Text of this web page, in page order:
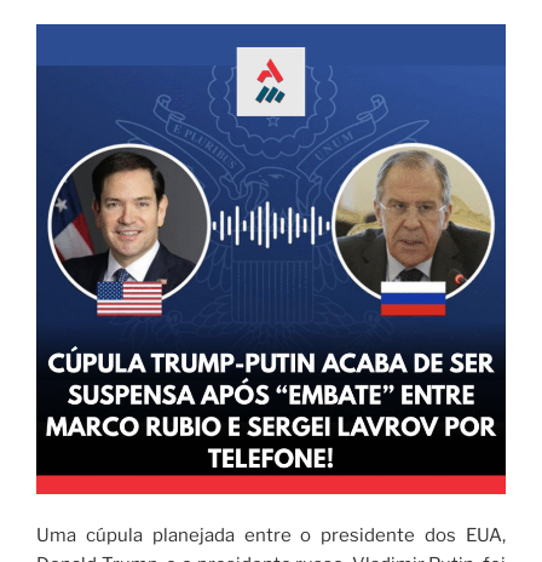
Uma cúpula planejada entre o presidente dos EUA,